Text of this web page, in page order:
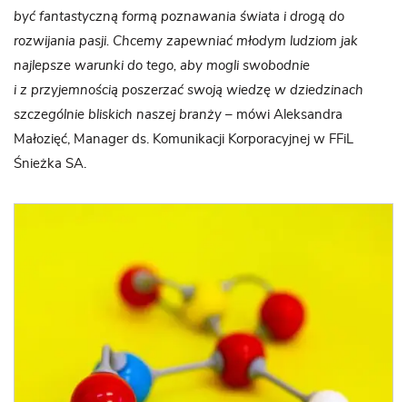
być fantastyczną formą poznawania świata i drogą do
rozwijania pasji. Chcemy zapewniać młodym ludziom jak
najlepsze warunki do tego, aby mogli swobodnie
i z przyjemnością poszerzać swoją wiedzę w dziedzinach
szczególnie bliskich naszej branży – mówi Aleksandra
Małozięć, Manager ds. Komunikacji Korporacyjnej w FFiL
Śnieżka SA.